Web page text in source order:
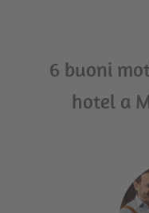
6 buoni
hotel a